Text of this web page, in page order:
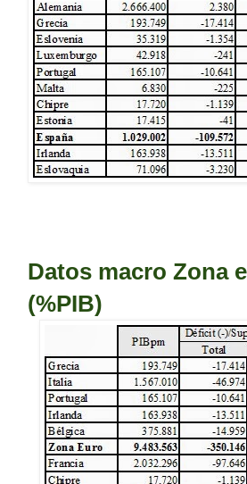
Datos macro Zona
(%PIB)